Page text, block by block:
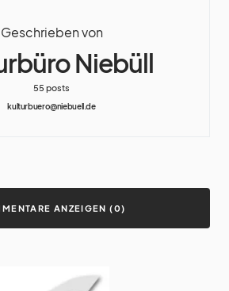
Geschrieben von
Niebüll
55 posts
kulturbuero@niebuell.de
ANZEIGEN (0)